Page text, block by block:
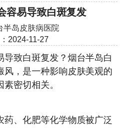
容易导致白斑复发
半岛皮肤病医院
2024-11-27
致白斑复发？ 烟台半岛白
风，是一种影响皮肤美观的
密切相关。
、化肥等化学物质被广泛